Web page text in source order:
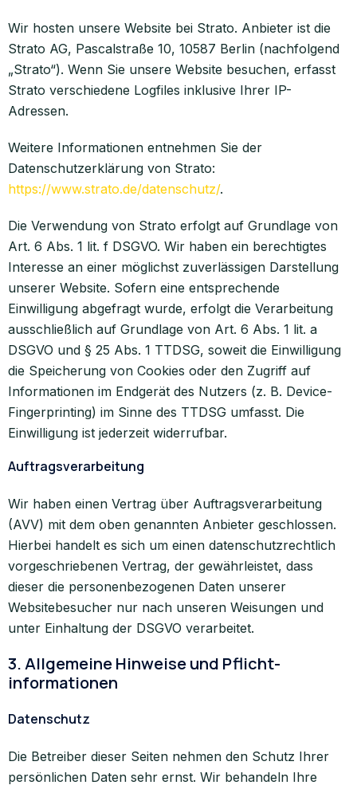
Wir hosten unsere Website bei Strato. Anbieter ist die
Strato AG, Pascalstraße 10, 10587 Berlin (nachfolgend
„Strato“). Wenn Sie unsere Website besuchen, erfasst
Strato verschiedene Logfiles inklusive Ihrer IP-
Adressen.
Weitere Informationen entnehmen Sie der
Datenschutzerklärung von Strato:
https://www.strato.de/datenschutz/.
Die Verwendung von Strato erfolgt auf Grundlage von
Art. 6 Abs. 1 lit. f DSGVO. Wir haben ein berechtigtes
Interesse an einer möglichst zuverlässigen Darstellung
unserer Website. Sofern eine entsprechende
Einwilligung abgefragt wurde, erfolgt die Verarbeitung
ausschließlich auf Grundlage von Art. 6 Abs. 1 lit. a
DSGVO und § 25 Abs. 1 TTDSG, soweit die Einwilligung
die Speicherung von Cookies oder den Zugriff auf
Informationen im Endgerät des Nutzers (z. B. Device-
Fingerprinting) im Sinne des TTDSG umfasst. Die
Einwilligung ist jederzeit widerrufbar.
Auftragsverarbeitung
Wir haben einen Vertrag über Auftragsverarbeitung
(AVV) mit dem oben genannten Anbieter geschlossen.
Hierbei handelt es sich um einen datenschutzrechtlich
vorgeschriebenen Vertrag, der gewährleistet, dass
dieser die personenbezogenen Daten unserer
Websitebesucher nur nach unseren Weisungen und
unter Einhaltung der DSGVO verarbeitet.
3. Allgemeine Hinweise und Pflicht­
informationen
Datenschutz
Die Betreiber dieser Seiten nehmen den Schutz Ihrer
persönlichen Daten sehr ernst. Wir behandeln Ihre